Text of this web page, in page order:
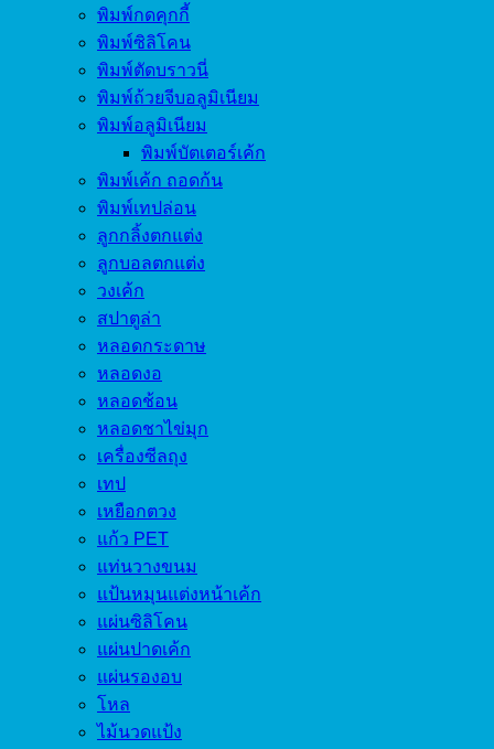
พิมพ์กดคุกกี้
พิมพ์ซิลิโคน
พิมพ์ตัดบราวนี่
พิมพ์ถ้วยจีบอลูมิเนียม
พิมพ์อลูมิเนียม
พิมพ์บัตเตอร์เค้ก
พิมพ์เค้ก ถอดก้น
พิมพ์เทปล่อน
ลูกกลิ้งตกแต่ง
ลูกบอลตกแต่ง
วงเค้ก
สปาตูล่า
หลอดกระดาษ
หลอดงอ
หลอดช้อน
หลอดชาไข่มุก
เครื่องซีลถุง
เทป
เหยือกตวง
แก้ว PET
แท่นวางขนม
แป้นหมุนแต่งหน้าเค้ก
แผ่นซิลิโคน
แผ่นปาดเค้ก
แผ่นรองอบ
โหล
ไม้นวดแป้ง